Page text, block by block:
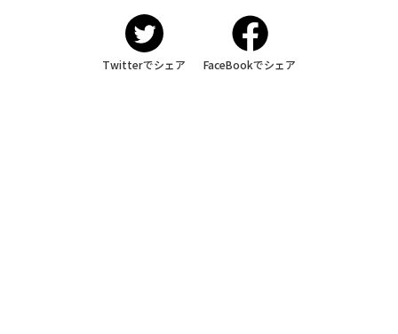
Twitterでシェア FaceBookでシェア